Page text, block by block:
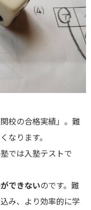
校の合格実績」。難
なります。
では入塾テストで
できないのです。難
み、より効率的に学